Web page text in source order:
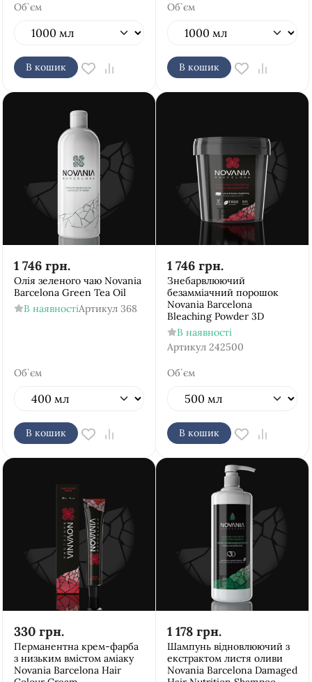
Об`єм
В кошик
Об`єм
В кошик
1 746 грн.
Олія зеленого чаю Novania
Barcelona Green Tea Oil
В наявностіАртикул 368
Об`єм
В кошик
1 746 грн.
Знебарвлюючий
безамміачний порошок
Novania Barcelona
Bleaching Powder 3D
В наявності
Артикул 242500
Об`єм
В кошик
330 грн.
Перманентна крем-фарба
з низьким вмістом аміаку
Novania Barcelona Hair
1 178 грн.
Шампунь відновлюючий з
екстрактом листя оливи
Novania Barcelona Damaged